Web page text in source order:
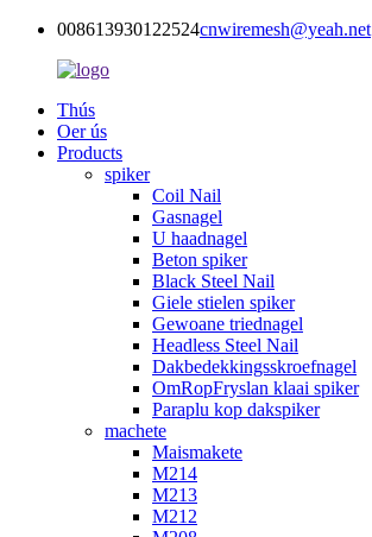
008613930122524cnwiremesh@yeah.net
Thús
Oer ús
Products
spiker
Coil Nail
Gasnagel
U haadnagel
Beton spiker
Black Steel Nail
Giele stielen spiker
Gewoane triednagel
Headless Steel Nail
Dakbedekkingsskroefnagel
OmRopFryslan klaai spiker
Paraplu kop dakspiker
machete
Maismakete
M214
M213
M212